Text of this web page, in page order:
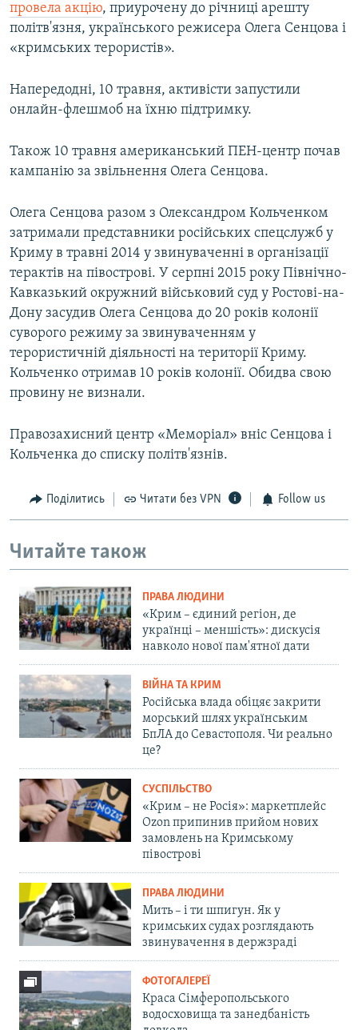
провела акцію, приурочену до річниці арешту
політв'язня, українського режисера Олега Сенцова і
«кримських терористів».
Напередодні, 10 травня, активісти запустили
онлайн-флешмоб на їхню підтримку.
Також 10 травня американський ПЕН-центр почав
кампанію за звільнення Олега Сенцова.
Олега Сенцова разом з Олександром Кольченком
затримали представники російських спецслужб у
Криму в травні 2014 у звинуваченні в організації
терактів на півострові. У серпні 2015 року Північно-
Кавказький окружний військовий суд у Ростові-на-
Дону засудив Олега Сенцова до 20 років колонії
суворого режиму за звинуваченням у
терористичній діяльності на території Криму.
Кольченко отримав 10 років колонії. Обидва свою
провину не визнали.
Правозахисний центр «Меморіал» вніс Сенцова і
Кольченка до списку політв'язнів.
Поділитись Читати без VPN Follow us
Читайте також
ПРАВА ЛЮДИНИ
«Крим – єдиний регіон, де
українці – меншість»: дискусія
навколо нової пам'ятної дати
ВІЙНА ТА КРИМ
Російська влада обіцяє закрити
морський шлях українським
БпЛА до Севастополя. Чи реально
це?
СУСПІЛЬСТВО
«Крим – не Росія»: маркетплейс
Ozon припинив прийом нових
замовлень на Кримському
півострові
ПРАВА ЛЮДИНИ
Мить – і ти шпигун. Як у
кримських судах розглядають
звинувачення в держзраді
ФОТОГАЛЕРЕЇ
Краса Сімферопольського
водосховища та занедбаність